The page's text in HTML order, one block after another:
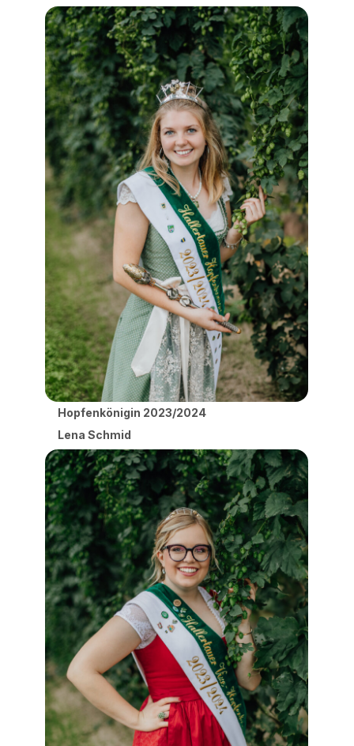
Hopfenkönigin 2023/2024
Lena Schmid